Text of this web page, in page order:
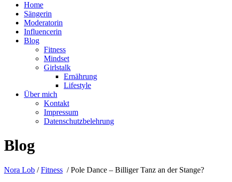
Home
Sängerin
Moderatorin
Influencerin
Blog
Fitness
Mindset
Girlstalk
Ernährung
Lifestyle
Über mich
Kontakt
Impressum
Datenschutzbelehrung
Blog
Nora Lob /Fitness /Pole Dance – Billiger Tanz an der Stange?